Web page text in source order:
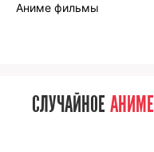
Аниме фильмы
СЛУЧАЙНОЕ АНИМЕ